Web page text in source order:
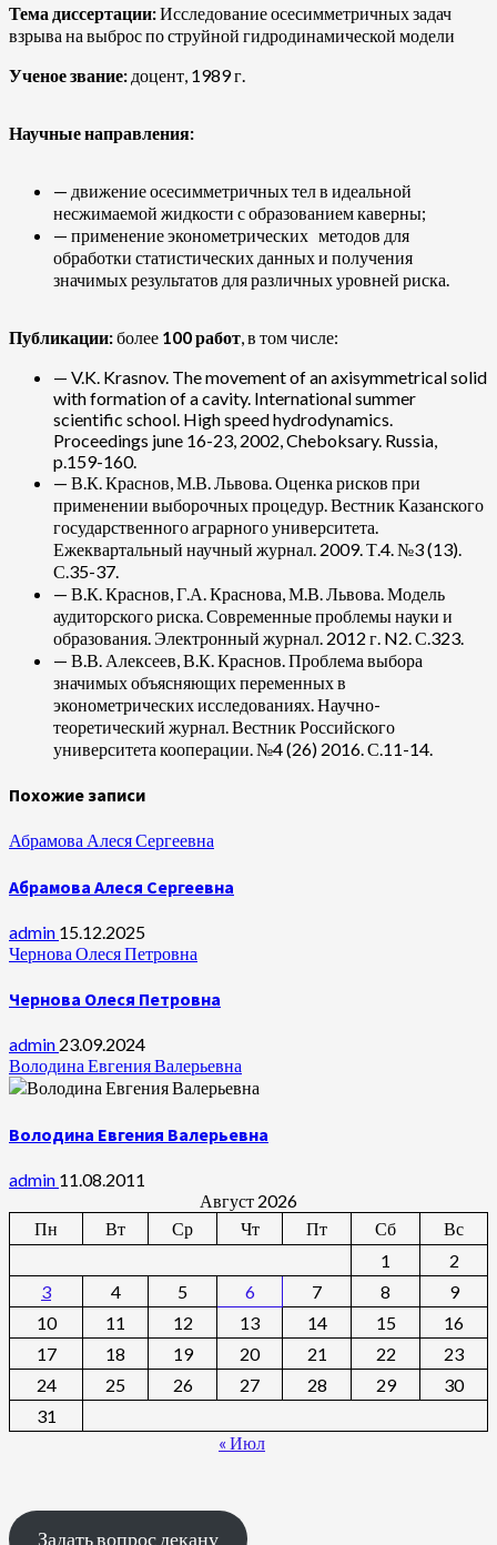
Тема диссертации:Исследование осесимметричных задач
взрыва на выброс по струйной гидродинамической модели
Ученое звание: доцент, 1989 г.
Научные направления:
— движение осесимметричных тел в идеальной
несжимаемой жидкости с образованием каверны;
— применение эконометрических методов для
обработки статистических данных и получения
значимых результатов для различных уровней риска.
Публикации:более 100 работ, в том числе:
— V.K. Krasnov. The movement of an axisymmetrical solid
with formation of a cavity. International summer
scientific school. High speed hydrodynamics.
Proceedings june 16-23, 2002, Cheboksary. Russia,
p.159-160.
— В.К. Краснов, М.В. Львова. Оценка рисков при
применении выборочных процедур. Вестник Казанского
государственного аграрного университета.
Ежеквартальный научный журнал. 2009. Т.4. №3 (13).
С.35-37.
— В.К. Краснов, Г.А. Краснова, М.В. Львова. Модель
аудиторского риска. Современные проблемы науки и
образования. Электронный журнал. 2012 г. N2. С.323.
— В.В. Алексеев, В.К. Краснов. Проблема выбора
значимых объясняющих переменных в
эконометрических исследованиях. Научно-
теоретический журнал. Вестник Российского
университета кооперации. №4 (26) 2016. С.11-14.
Похожие записи
Абрамова Алеся Сергеевна
Абрамова Алеся Сергеевна
admin 15.12.2025
Чернова Олеся Петровна
Чернова Олеся Петровна
admin 23.09.2024
Володина Евгения Валерьевна
Володина Евгения Валерьевна
admin 11.08.2011
Август 2026
Пн
Вт Ср Чт Пт Сб
Вс
1
2
3
4 5 6 7 8
9
10
11 12 13 14 15
16
17
18 19 20 21 22
23
24
25 26 27 28 29
30
31
« Июл
Задать вопрос декану